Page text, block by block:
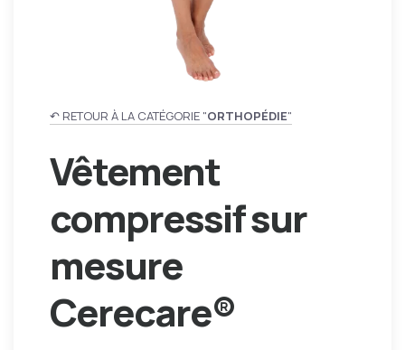
↶ RETOUR À LA CATÉGORIE "ORTHOPÉDIE"
Vêtement
compressif sur
mesure
Cerecare®